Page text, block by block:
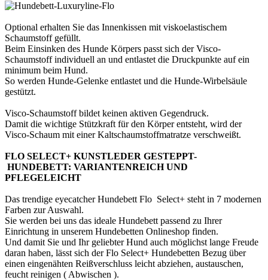
Optional erhalten Sie das Innenkissen mit viskoelastischem
Schaumstoff gefüllt.
Beim Einsinken des Hunde Körpers passt sich der Visco-
Schaumstoff individuell an und entlastet die Druckpunkte auf ein
minimum beim Hund.
So werden Hunde-Gelenke entlastet und die Hunde-Wirbelsäule
gestützt.
Visco-Schaumstoff bildet keinen aktiven Gegendruck.
Damit die wichtige Stützkraft für den Körper entsteht, wird der
Visco-Schaum mit einer Kaltschaumstoffmatratze verschweißt.
FLO SELECT+ KUNSTLEDER GESTEPPT-
HUNDEBETT: VARIANTENREICH UND
PFLEGELEICHT
Das trendige eyecatcher Hundebett Flo Select+ steht in 7 modernen
Farben zur Auswahl.
Sie werden bei uns das ideale Hundebett passend zu Ihrer
Einrichtung in unserem Hundebetten Onlineshop finden.
Und damit Sie und Ihr geliebter Hund auch möglichst lange Freude
daran haben, lässt sich der Flo Select+ Hundebetten Bezug über
einen eingenähten Reißverschluss leicht abziehen, austauschen,
feucht reinigen ( Abwischen ).